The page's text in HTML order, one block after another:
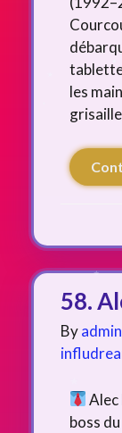
les
58.
By
Alec
boss